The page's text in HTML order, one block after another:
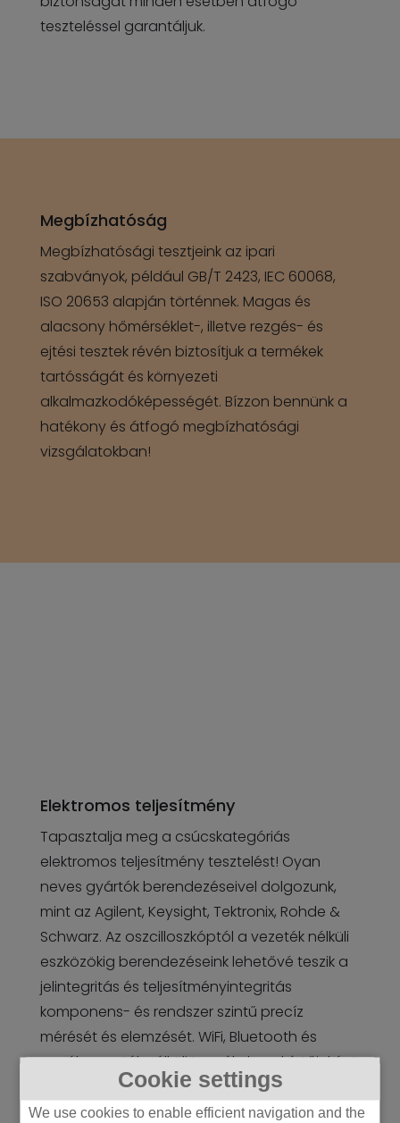
Cookie settings
We use cookies to enable efficient navigation and the
teszteléssel garantáljuk.
Megbízhatóság
Megbízhatósági tesztjeink az ipari
szabványok, például GB/T 2423, IEC 60068,
ISO 20653 alapján történnek. Magas és
alacsony hőmérséklet-, illetve rezgés- és
ejtési tesztek révén biztosítjuk a termékek
tartósságát és környezeti
alkalmazkodóképességét. Bízzon bennünk a
hatékony és átfogó megbízhatósági
vizsgálatokban!
Elektromos teljesítmény
Tapasztalja meg a csúcskategóriás
elektromos teljesítmény tesztelést! Oyan
neves gyártók berendezéseivel dolgozunk,
mint az Agilent, Keysight, Tektronix, Rohde &
Schwarz. Az oszcilloszkóptól a vezeték nélküli
eszközökig berendezéseink lehetővé teszik a
jelintegritás és teljesítményintegritás
komponens- és rendszer szintű precíz
mérését és elemzését. WiFi, Bluetooth és
egyéb vezeték nélküli termékek szakértőjeként
kínálunk RF hangolást, antennajellemzők
vizsgálatát és további szolgáltatásokat.